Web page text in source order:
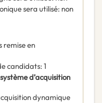
sera utilisé: non
remise en
candidats: 1
d’acquisition
dynamique